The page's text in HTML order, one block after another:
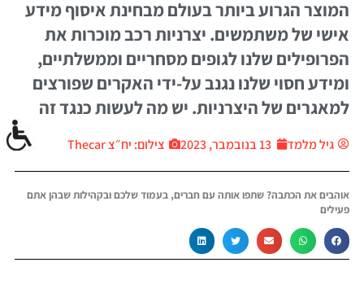
המוצר הגרוע ביותר בעולם מבחינת איסוף מידע
אישי של משתמשים. יצרניות רכב מוכרות את
הפרופילים שלנו לגופים מסחריים וממשלתיים,
ומידע חסוי שלנו נגנב על-ידי האקרים שפורצים
למאגרים של היצרניות. יש מה לעשות כנגד זה
גיל מלמד 13 בנובמבר, 2023 צילום: יח״צ Thecar
אוהבים את הכתבה? שתפו אותה עם חברים, בעמוד שלכם ובקהילות שבהן אתם
פעילים